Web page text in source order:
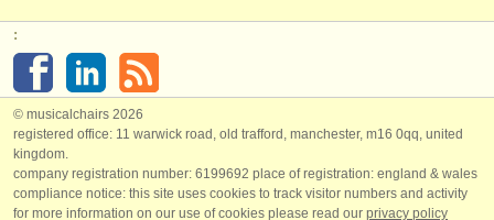
:
© musicalchairs 2026
registered office: 11 warwick road, old trafford, manchester, m16 0qq, united
kingdom.
company registration number: ​6199692 place of registration: england & wales
compliance notice: ​this site uses cookies to track visitor numbers and activity
for more information on our use of cookies please read our privacy policy